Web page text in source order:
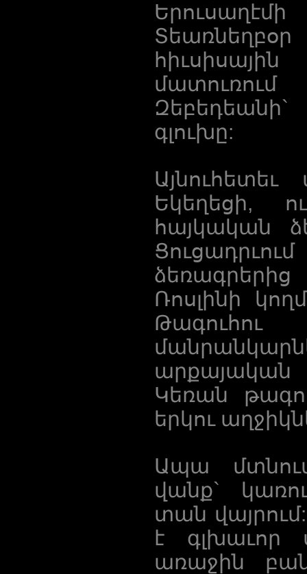
գլուխը:
Եկեղեցի,
հայկական
Ռոսլինի
արքայական
Կեռան
երկու
Ապա
վանք`
տան
է գլխաւոր
առաջին